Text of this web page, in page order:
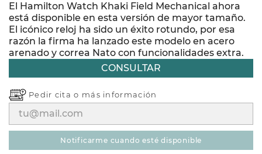
El Hamilton Watch Khaki Field Mechanical ahora
está disponible en esta versión de mayor tamaño.
El icónico reloj ha sido un éxito rotundo, por esa
razón la firma ha lanzado este modelo en acero
arenado y correa Nato con funcionalidades extra.
CONSULTAR
Pedir cita o más información
notificarme cuando esté disponible